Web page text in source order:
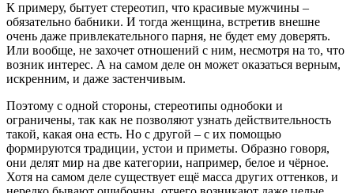
К примеру, бытует стереотип, что красивые мужчины –
обязательно бабники. И тогда женщина, встретив внешне
очень даже привлекательного парня, не будет ему доверять.
Или вообще, не захочет отношений с ним, несмотря на то, что
возник интерес. А на самом деле он может оказаться верным,
искренним, и даже застенчивым.
Поэтому с одной стороны, стереотипы однобоки и
ограничены, так как не позволяют узнать действительность
такой, какая она есть. Но с другой – с их помощью
формируются традиции, устои и приметы. Образно говоря,
они делят мир на две категории, например, белое и чёрное.
Хотя на самом деле существует ещё масса других оттенков, и